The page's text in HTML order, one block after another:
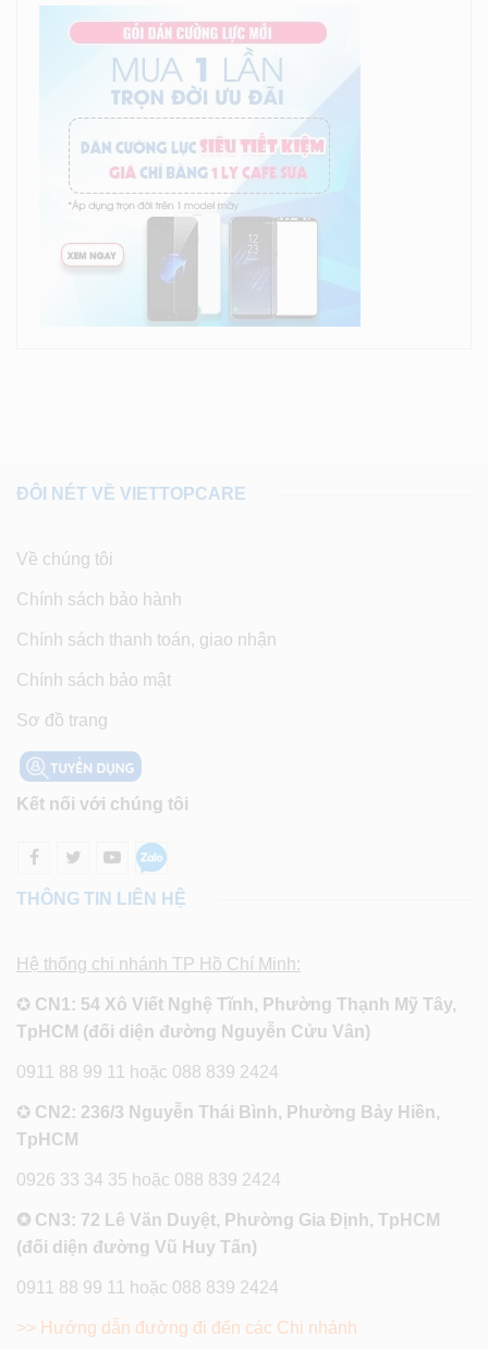
ĐÔI NÉT VỀ VIETTOPCARE
Về chúng tôi
Chính sách bảo hành
Chính sách thanh toán, giao nhận
Chính sách bảo mật
Sơ đồ trang
Kết nối với chúng tôi
THÔNG TIN LIÊN HỆ
Hệ thống chi nhánh TP Hồ Chí Minh:
✪ CN1: 54 Xô Viết Nghệ Tĩnh, Phường Thạnh Mỹ Tây,
TpHCM (đối diện đường Nguyễn Cửu Vân)
0911 88 99 11 hoặc 088 839 2424
✪ CN2: 236/3 Nguyễn Thái Bình, Phường Bảy Hiền,
TpHCM
0926 33 34 35 hoặc 088 839 2424
✪ CN3: 72 Lê Văn Duyệt, Phường Gia Định, TpHCM
(đối diện đường Vũ Huy Tấn)
0911 88 99 11 hoặc 088 839 2424
>> Hướng dẫn đường đi đến các Chi nhánh